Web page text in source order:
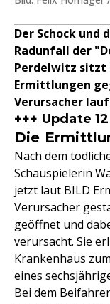
Der Schock und
Radunfall der
Perdelwitz sitzt
Ermittlungen
Verursacher
+++ Update
Die
Nach dem
Schauspielerin
jetzt laut BILD
Verursacher
geöffnet und
verursacht. Sie
Krankenhaus
eines
Bei dem